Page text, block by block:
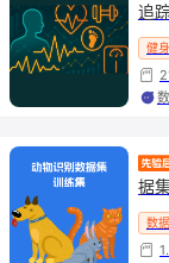
追
预
健
据
数